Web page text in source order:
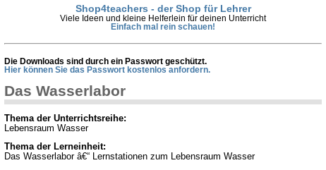
Shop4teachers - der Shop für Lehrer
Viele Ideen und kleine Helferlein für deinen Unterricht
Einfach mal rein schauen!
Die Downloads sind durch ein Passwort geschützt.
Hier können Sie das Passwort kostenlos anfordern.
Das Wasserlabor
Thema der Unterrichtsreihe:
Lebensraum Wasser
Thema der Lerneinheit:
Das Wasserlabor â€“ Lernstationen zum Lebensraum Wasser